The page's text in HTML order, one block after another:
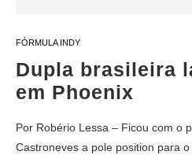
FÓRMULA INDY
Dupla brasileira
em Phoenix
Por Robério Lessa – Ficou com o
Castroneves a pole position para